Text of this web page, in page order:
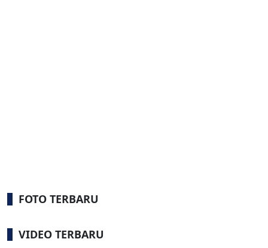
FOTO TERBARU
VIDEO TERBARU